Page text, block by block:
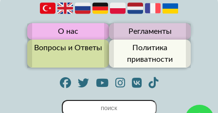
О нас Регламенты
Вопросы и Ответы
Политика
приватности